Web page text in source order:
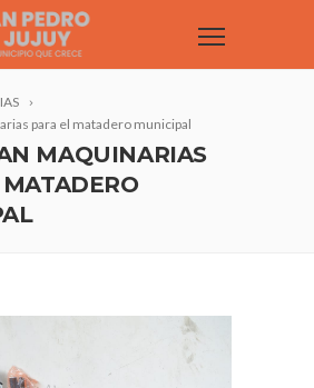
para el matadero municipal
MAQUINARIAS